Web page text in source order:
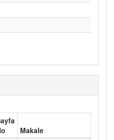
Makale